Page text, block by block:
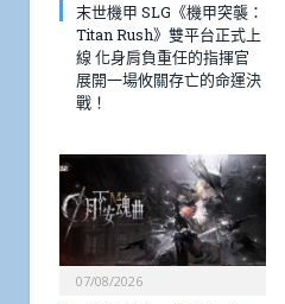
末世機甲 SLG《機甲突襲：
Titan Rush》雙平台正式上
線 化身肩負重任的指揮官
展開一場攸關存亡的命運決
戰！
07/08/2026